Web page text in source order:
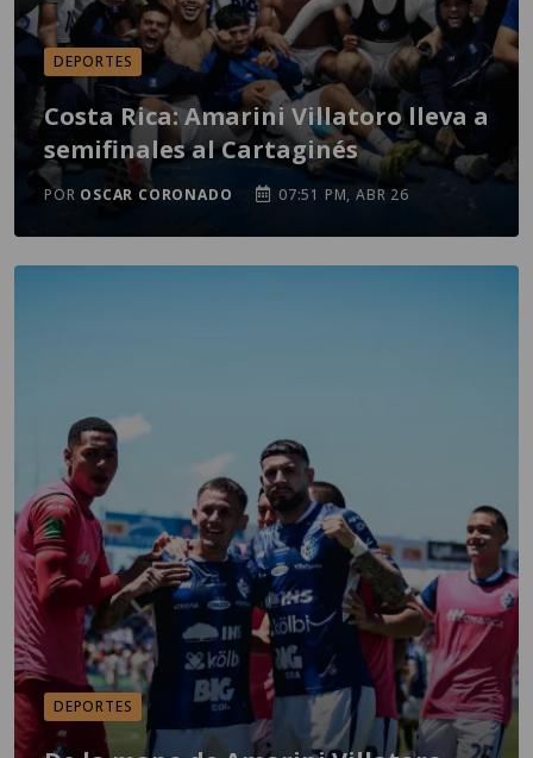
DEPORTES
Costa Rica: Amarini Villatoro lleva a
semifinales al Cartaginés
POR OSCAR CORONADO 07:51 PM, ABR 26
DEPORTES